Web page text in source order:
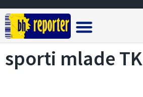
sporti mlade TK